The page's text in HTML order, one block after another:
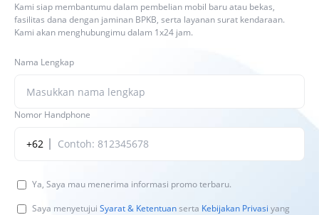
Kami siap membantumu dalam pembelian mobil baru atau bekas,
fasilitas dana dengan jaminan BPKB, serta layanan surat kendaraan.
Kami akan menghubungimu dalam 1x24 jam.
Nama Lengkap
Nomor Handphone
+62
Ya, Saya mau menerima informasi promo terbaru.
Saya menyetujui Syarat & Ketentuanserta Kebijakan Privasi yang